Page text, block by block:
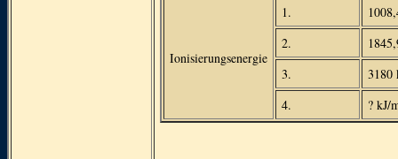
Ionisierungsenergie
1.
2.
3.
3180
4.
? kJ/